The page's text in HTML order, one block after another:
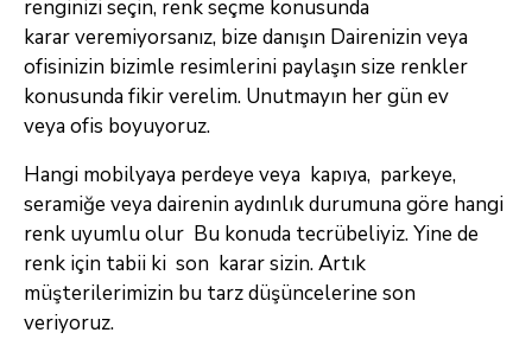
renginizi seçin, renk seçme konusunda
karar veremiyorsanız, bize danışın Dairenizin veya
ofisinizin bizimle resimlerini paylaşın size renkler
konusunda fikir verelim. Unutmayın her gün ev
veya ofis boyuyoruz.
Hangi mobilyaya perdeye veya kapıya, parkeye,
seramiğe veya dairenin aydınlık durumuna göre hangi
renk uyumlu olur Bu konuda tecrübeliyiz. Yine de
renk için tabii ki son karar sizin. Artık
müşterilerimizin bu tarz düşüncelerine son
veriyoruz.